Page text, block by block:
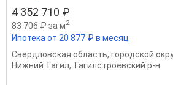
4 352 710 ₽
83 706 ₽ за м2
Ипотека от 20 877 ₽ в месяц
Свердловская область, городской
Нижний Тагил, Тагилстроевский р-н